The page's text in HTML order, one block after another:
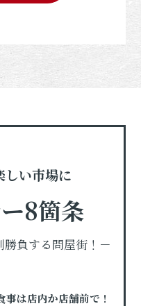
しい市場に
8箇条
負する問屋街！－
事は店内か店舗前で！